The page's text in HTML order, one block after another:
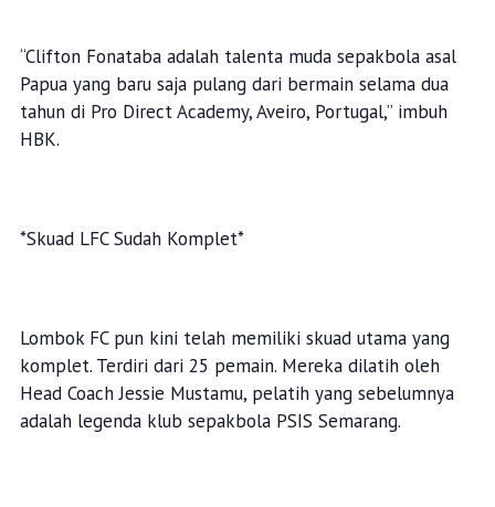
“Clifton Fonataba adalah talenta muda sepakbola asal
Papua yang baru saja pulang dari bermain selama dua
tahun di Pro Direct Academy, Aveiro, Portugal,” imbuh
HBK.
*Skuad LFC Sudah Komplet*
Lombok FC pun kini telah memiliki skuad utama yang
komplet. Terdiri dari 25 pemain. Mereka dilatih oleh
Head Coach Jessie Mustamu, pelatih yang sebelumnya
adalah legenda klub sepakbola PSIS Semarang.